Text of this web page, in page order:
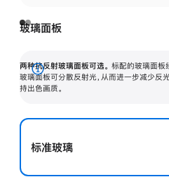
玻璃面板
两种抗反射玻璃面板可选。 标配的玻璃面板
玻璃面板可分散反射光，从而进一步减少反
持出色画质。
展
开
标准玻璃